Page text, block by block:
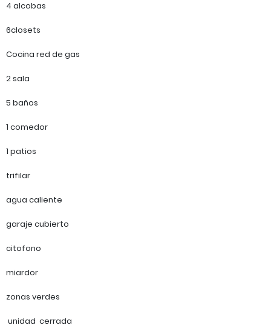
4 alcobas
6closets
Cocina red de gas
2 sala
5 baños
1 comedor
1 patios
trifilar
agua caliente
garaje cubierto
citofono
miardor
zonas verdes
unidad cerrada